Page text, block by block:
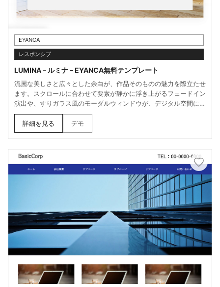
EYANCA
レスポンシブ
LUMINA – ルミナ – EYANCA無料テンプレート
流麗な美しさと広々とした余白が、作品そのものの魅力を際立たせ
ます。スクロールに合わせて要素が静かに浮き上がるフェードイン
演出や、すりガラス風のモーダルウィンドウが、デジタル空間に
「奥行き」と「透明感」をプラス。美術館の回廊を歩くような、知
的で洗練されたポートフォリオサイトに最適です。
詳細を見る デモ